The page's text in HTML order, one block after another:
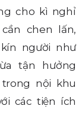
cho kì nghỉ
chen lấn,
người như
tận hưởng
nội khu
các tiện ích